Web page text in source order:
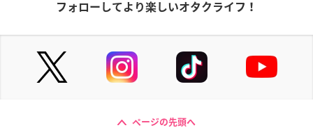
フォローしてより楽しいオタクライフ！
ページの先頭へ